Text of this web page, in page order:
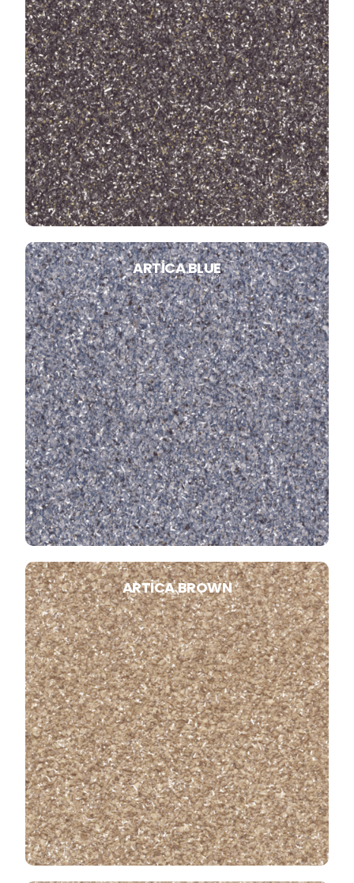
ARTICA BLUE
ARTICA BROWN